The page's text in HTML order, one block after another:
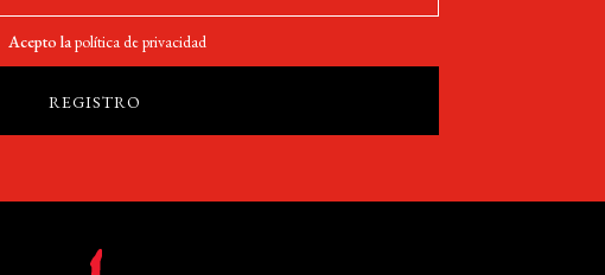
Acepto lapolítica de privacidad